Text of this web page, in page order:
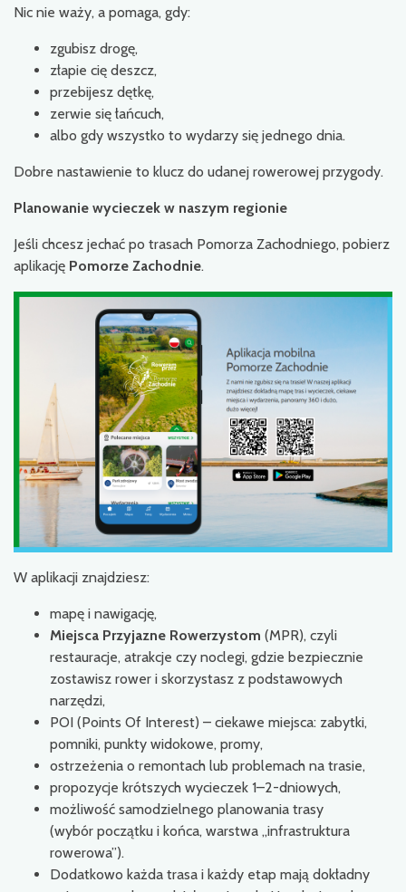
Nic nie waży, a pomaga, gdy:
zgubisz drogę,
złapie cię deszcz,
przebijesz dętkę,
zerwie się łańcuch,
albo gdy wszystko to wydarzy się jednego dnia.
Dobre nastawienie to klucz do udanej rowerowej przygody.
Planowanie wycieczek w naszym regionie
Jeśli chcesz jechać po trasach Pomorza Zachodniego, pobierz
aplikację Pomorze Zachodnie.
W aplikacji znajdziesz:
mapę i nawigację,
Miejsca Przyjazne Rowerzystom (MPR), czyli
restauracje, atrakcje czy noclegi, gdzie bezpiecznie
zostawisz rower i skorzystasz z podstawowych
narzędzi,
POI (Points Of Interest) – ciekawe miejsca: zabytki,
pomniki, punkty widokowe, promy,
ostrzeżenia o remontach lub problemach na trasie,
propozycje krótszych wycieczek 1–2-dniowych,
możliwość samodzielnego planowania trasy
(wybór początku i końca, warstwa „infrastruktura
rowerowa”).
Dodatkowo każda trasa i każdy etap mają dokładny